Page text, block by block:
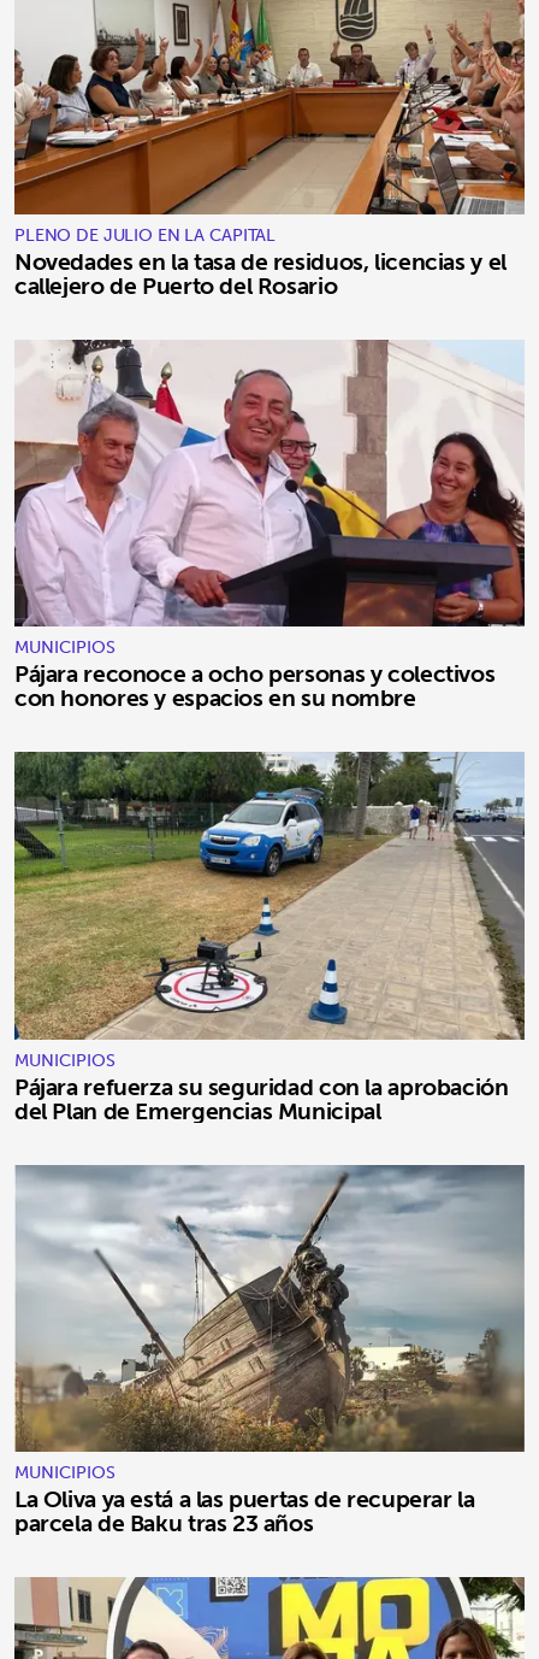
PLENO DE JULIO EN LA CAPITAL
Novedades en la tasa de residuos, licencias y el
callejero de Puerto del Rosario
MUNICIPIOS
Pájara reconoce a ocho personas y colectivos
con honores y espacios en su nombre
MUNICIPIOS
Pájara refuerza su seguridad con la aprobación
del Plan de Emergencias Municipal
MUNICIPIOS
La Oliva ya está a las puertas de recuperar la
parcela de Baku tras 23 años